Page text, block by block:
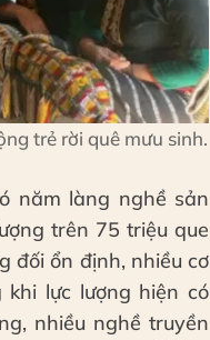
trẻ rời quê mưu sinh.
năm làng nghề sản
trên 75 triệu que
đối ổn định, nhiều cơ
lực lượng hiện có
nhiều nghề truyền